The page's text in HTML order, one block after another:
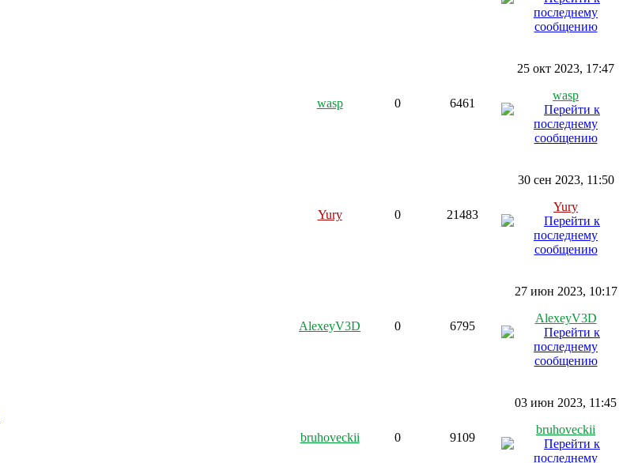
wasp 0 6461
25 окт 2023, 17:47
wasp
Yury 0 21483
30 сен 2023, 11:50
Yury
AlexeyV3D 0 6795
27 июн 2023, 10:17
AlexeyV3D
bruhoveckii 0 9109
03 июн 2023, 11:45
bruhoveckii